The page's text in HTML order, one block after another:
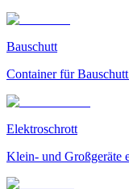
Bauschutt
Container für
Elektroschrott
Klein- und Großgeräte